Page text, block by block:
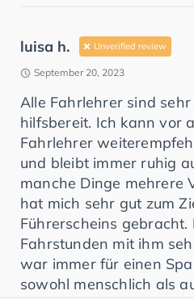
luisa h. Unverified review
September 20, 2023
Alle Fahrlehrer sind
hilfsbereit. Ich kann vor
Fahrlehrer
und bleibt immer ruhig
manche Dinge mehrere
hat mich sehr gut zum
Führerscheins
Fahrstunden mit ihm
war immer für einen
sowohl menschlich als